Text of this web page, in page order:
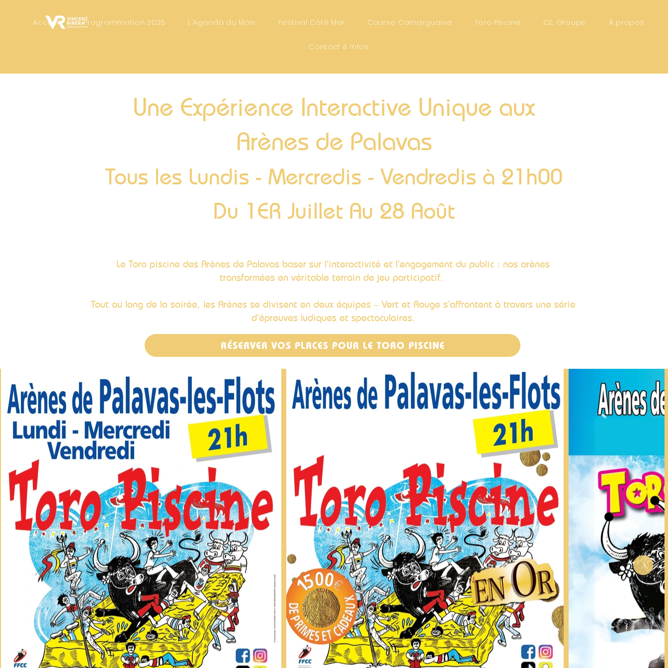
Accueil Programmation 2026 L'Agenda du Mois Festival Côté Mer Course Camarguaise Toro Piscine CE, Groupe À propos
Contact & Infos
Une Expérience Interactive Unique aux
Arènes de Palavas
Tous les Lundis - Mercredis - Vendredis à 21h00
Du 1ER Juillet Au 28 Août
Le Toro piscine des Arènes de Palavas baser sur l’interactivité et l’engagement du public : nos arènes
transformées en véritable terrain de jeu participatif.
Tout au long de la soirée, les Arènes se divisent en deux équipes – Vert et Rouge s’affrontent à travers une série
d’épreuves ludiques et spectaculaires.
RÉSERVER VOS PLACES POUR LE TORO PISCINE